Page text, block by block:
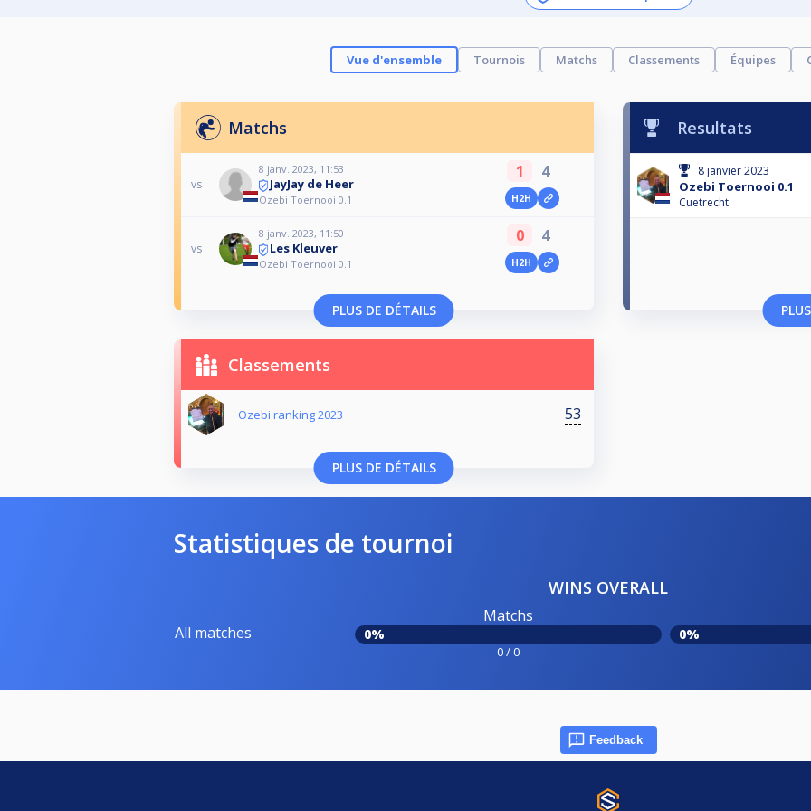
Vue d'ensemble Tournois Matchs Classements Équipes
Matchs
vs
8 janv. 2023, 11:53
JayJay de Heer
Ozebi Toernooi 0.1
1 4
H2H
vs
8 janv. 2023, 11:50
Les Kleuver
Ozebi Toernooi 0.1
0 4
H2H
PLUS DE DÉTAILS
Resultats
8 janvier 2023
Ozebi Toernooi 0.1
Cuetrecht
Classements
Ozebi ranking 2023 53
PLUS DE DÉTAILS
Statistiques de tournoi
WINS OVERALL
All matches
Matchs
0%
0 / 0
0%
Feedback